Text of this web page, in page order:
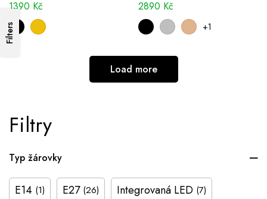
Filtry
Typ žárovky
E14 (1) E27 (26) Integrovaná LED (7)
Filters
1390 Kč 2890 Kč
+1
Load more